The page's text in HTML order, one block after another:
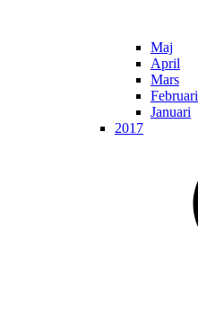
Maj
April
Mars
Februari
Januari
2017